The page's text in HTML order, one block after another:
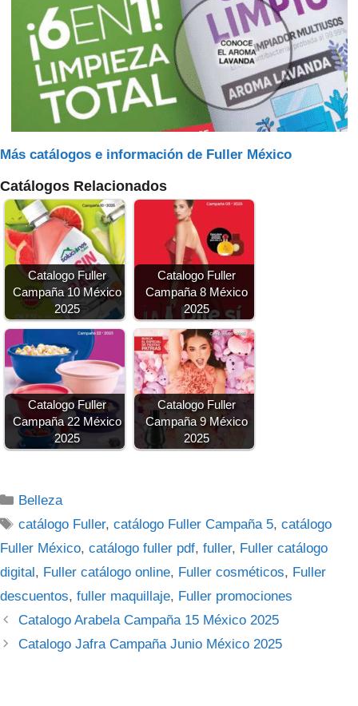
Más catálogos e información de Fuller México
Catálogos Relacionados
Catalogo Fuller
Campaña 10 México
2025
Catalogo Fuller
Campaña 8 México
2025
Catalogo Fuller
Campaña 22 México
2025
Catalogo Fuller
Campaña 9 México
2025
Categorías
Belleza
Etiquetas
catálogo Fuller,catálogo Fuller Campaña 5,catálogo
Fuller México, catálogo fuller pdf, fuller, Fuller catálogo
digital, Fuller catálogo online, Fuller cosméticos, Fuller
descuentos, fuller maquillaje, Fuller promociones
Catalogo Arabela Campaña 15 México 2025
Catalogo Jafra Campaña Junio México 2025